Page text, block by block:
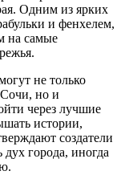
Одним из ярких
и фенхелем,
на самые
не только
но и
через лучшие
истории,
создатели
города, иногда